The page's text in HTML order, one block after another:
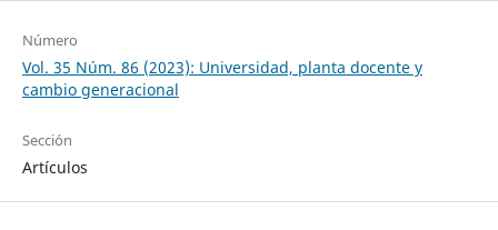
Número
Vol. 35 Núm. 86 (2023): Universidad, planta docente y
cambio generacional
Sección
Artículos